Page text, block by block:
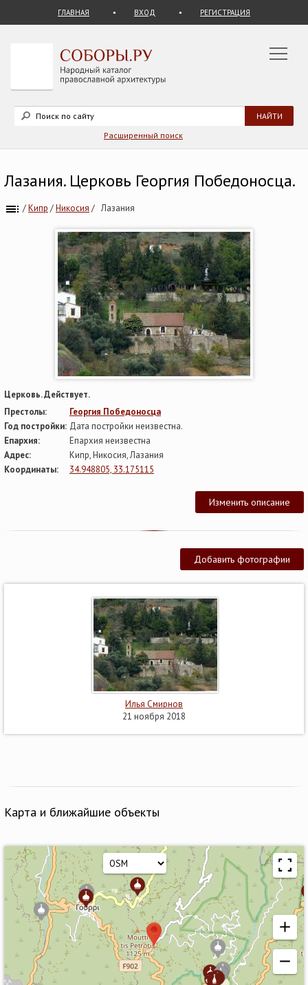
ГЛАВНАЯ ВХОД РЕГИСТРАЦИЯ
Расширенный поиск
Лазания. Церковь Георгия Победоносца.
/Кипр /Никосия / Лазания
Церковь. Действует.
Престолы:
Георгия Победоносца
Год постройки: Дата постройки неизвестна.
Епархия:
Епархия неизвестна
Адрес:
Кипр, Никосия, Лазания
Координаты:
34.948805, 33.175115
Изменить описание
Добавить фотографии
Илья Смирнов
21 ноября 2018
Карта и ближайшие объекты